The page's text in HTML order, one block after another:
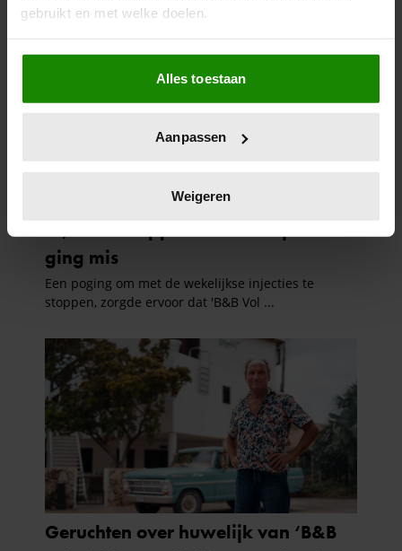
gebruikt en met welke doelen.
Als u het toestaat, willen we ook graag:
Informatie verzamelen over uw geografische
locatie, die tot een paar meter nauwkeurig kan zijn
scannen op specifieke eigenschappen (fingerprinting)
verwerkt en stel uw voorkeuren in het
intrekken in de Cookieverklaring.
We gebruiken cookies om content en advertenties te
personaliseren, om functies voor social media te bieden
informatie over uw gebruik van onze site met onze
partners voor social media, adverteren en analyse. Deze
partners kunnen deze gegevens combineren met andere
informatie die u aan ze heeft verstrekt of die ze hebben
verzameld op basis van uw gebruik van hun services. U
gaat akkoord met onze cookies als u onze website blijft
gebruiken.
Alles toestaan
Aanpassen
Weigeren